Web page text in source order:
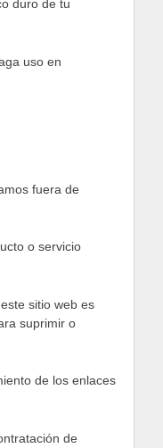
duro de tu
uso en
fuera de
o servicio
sitio web es
suprimir o
de los enlaces
de